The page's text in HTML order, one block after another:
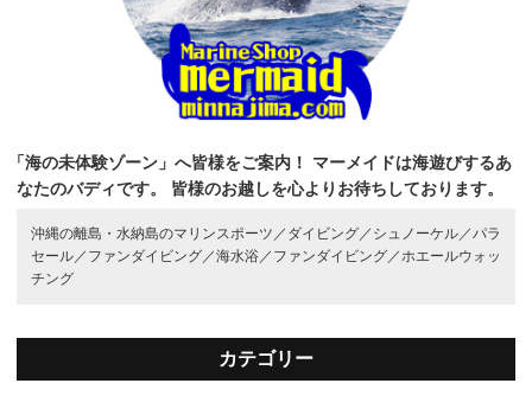
「海の未体験ゾーン」へ皆様をご案内！
マーメイドは海遊びするあ
なたのバディです。
皆様のお越しを心よりお待ちしております。
沖縄の離島・水納島のマリンスポーツ／ ダイビング／ シュノーケル／パラ
セール／ ファンダイビング／海水浴／ ファンダイビング／ホエールウォッ
チング
カテゴリー